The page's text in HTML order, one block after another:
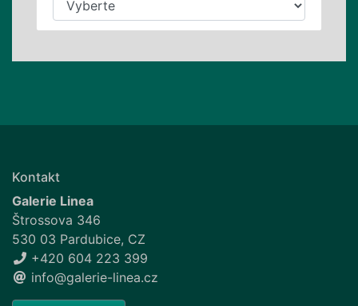
Kontakt
Galerie Linea
Štrossova 346
530 03 Pardubice, CZ
+420 604 223 399
info@galerie-linea.cz